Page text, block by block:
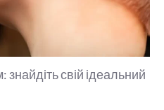
знайдіть свій ідеальний